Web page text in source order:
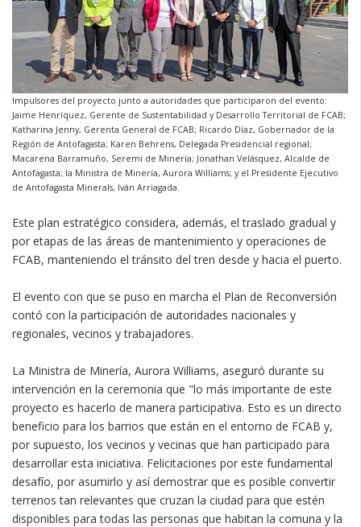
Impulsores del proyecto junto a autoridades que participaron del evento:
Jaime Henríquez, Gerente de Sustentabilidad y Desarrollo Territorial de FCAB;
Katharina Jenny, Gerenta General de FCAB; Ricardo Díaz, Gobernador de la
Región de Antofagasta; Karen Behrens, Delegada Presidencial regional;
Macarena Barramuño, Seremi de Minería; Jonathan Velásquez, Alcalde de
Antofagasta; la Ministra de Minería, Aurora Williams; y el Presidente Ejecutivo
de Antofagasta Minerals, Iván Arriagada.
Este plan estratégico considera, además, el traslado gradual y
por etapas de las áreas de mantenimiento y operaciones de
FCAB, manteniendo el tránsito del tren desde y hacia el puerto.
El evento con que se puso en marcha el Plan de Reconversión
contó con la participación de autoridades nacionales y
regionales, vecinos y trabajadores.
La Ministra de Minería, Aurora Williams, aseguró durante su
intervención en la ceremonia que "lo más importante de este
proyecto es hacerlo de manera participativa. Esto es un directo
beneficio para los barrios que están en el entorno de FCAB y,
por supuesto, los vecinos y vecinas que han participado para
desarrollar esta iniciativa. Felicitaciones por este fundamental
desafío, por asumirlo y así demostrar que es posible convertir
terrenos tan relevantes que cruzan la ciudad para que estén
disponibles para todas las personas que habitan la comuna y la